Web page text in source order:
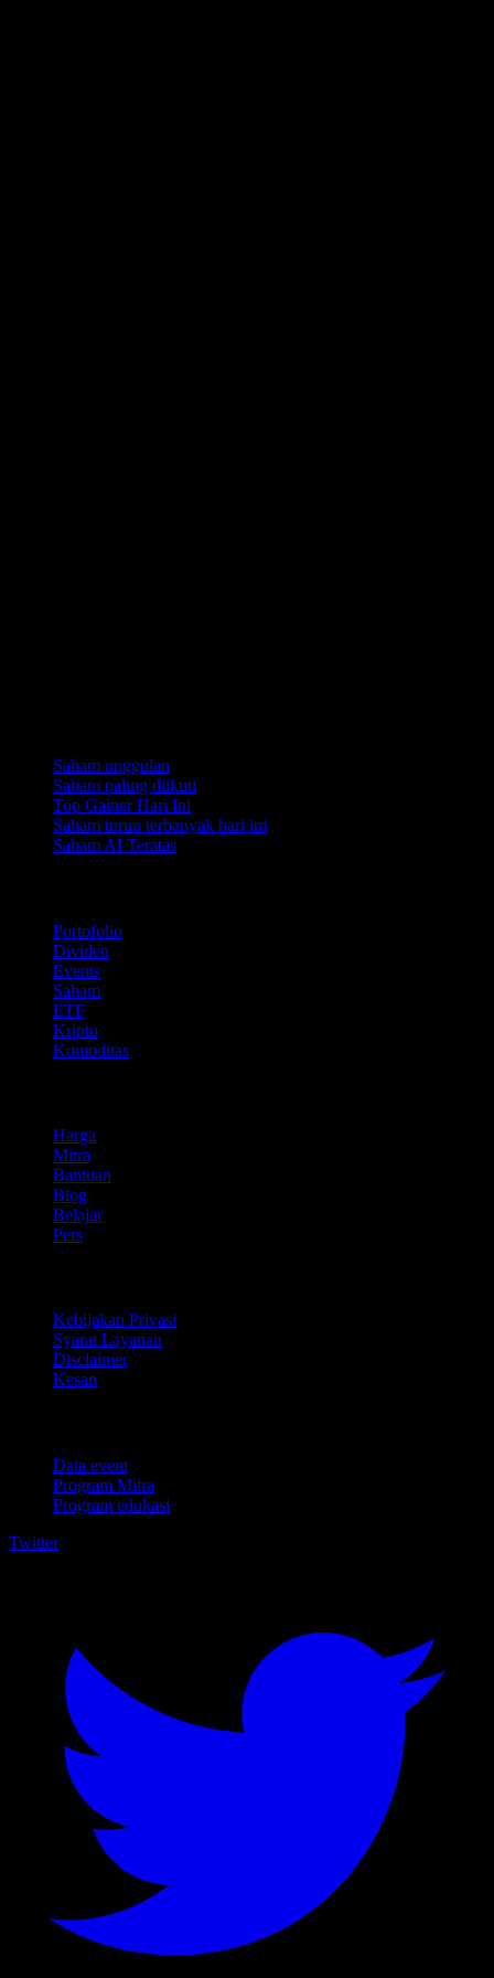
Saham unggulan
Saham paling diikuti
Top Gainer Hari Ini
Saham turun terbanyak hari ini
Saham AI Teratas
Portofolio
Dividen
Events
Saham
ETF
Kripto
Komoditas
Harga
Mitra
Bantuan
Blog
Belajar
Pers
Kebijakan Privasi
Syarat Layanan
Disclaimer
Kesan
Data event
Program Mitra
Program edukasi
Twitter